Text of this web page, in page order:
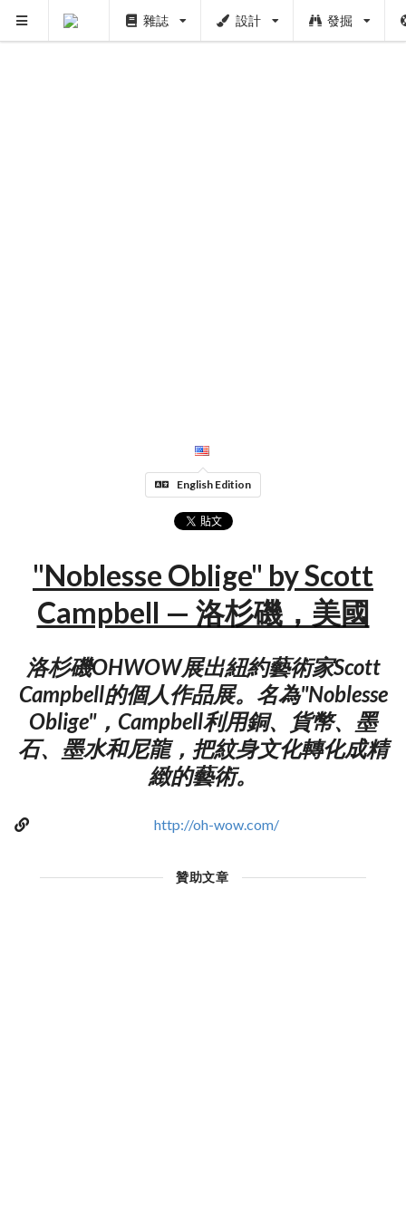
雜誌 設計 發掘
English Edition
"Noblesse Oblige" by Scott
Campbell — 洛杉磯，美國
洛杉磯OHWOW展出紐約藝術家Scott
Campbell的個人作品展。名為"Noblesse
Oblige"，Campbell利用銅、貨幣、墨
石、墨水和尼龍，把紋身文化轉化成精
緻的藝術。
http://oh-wow.com/
贊助文章